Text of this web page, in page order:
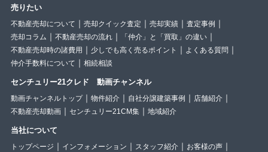
売りたい
不動産売却について 売却クイック査定 売却実績
査定事例
売却コラム
不動産売却の流れ
「仲介」と「買取」の違い
不動産売却時の諸費用
少しでも高く売るポイント
よくある質問
仲介手数料について
相続相談
センチュリー21クレド 動画チャンネル
動画チャンネルトップ 物件紹介 自社分譲建築事例
店舗紹介
不動産売却動画
センチュリー21CM集 地域紹介
当社について
トップページ インフォメーション スタッフ紹介
お客様の声